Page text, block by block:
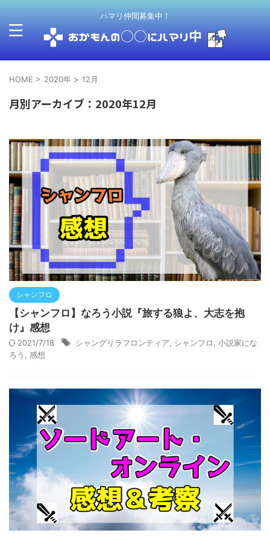
ハマリ仲間募集中！
HOME > 2020年 > 12月
月別アーカイブ：2020年12月
シャンフロ
【シャンフロ】なろう小説『旅する狼よ、大志を抱
け』感想
2021/7/18 シャングリラフロンティア シャンフロ
小説家にな
ろう
感想